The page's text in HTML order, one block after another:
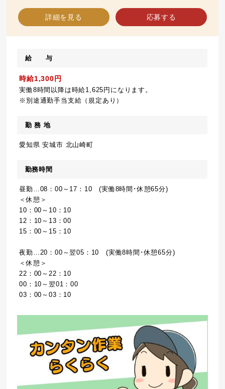
詳細を見る 応募する
給 与
時給1,300円
実働8時間以降は時給1,625円になります。
※別途通勤手当支給（規定あり）
勤 務 地
愛知県 安城市 北山崎町
勤務時間
昼勤…08：00～17：10 (実働8時間･休憩65分)
＜休憩＞
10：00～10：10
12：10～13：00
15：00～15：10
夜勤…20：00～翌05：10 (実働8時間･休憩65分)
＜休憩＞
22：00～22：10
00：10～翌01：00
03：00～03：10